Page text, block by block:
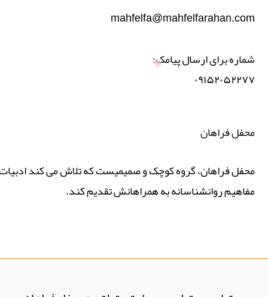
mahfelfa@mahfelfarahan.com
شماره برای ارسال پیامک:
۰۹۱۵۲۰۵۲۲۷۷
محفل فراهان
محفل فراهان، گروه کوچک و صمیمیست که تلاش می کند ادبیات
مفاهیم روانشناسانه به همراهانش تقدیم کند.